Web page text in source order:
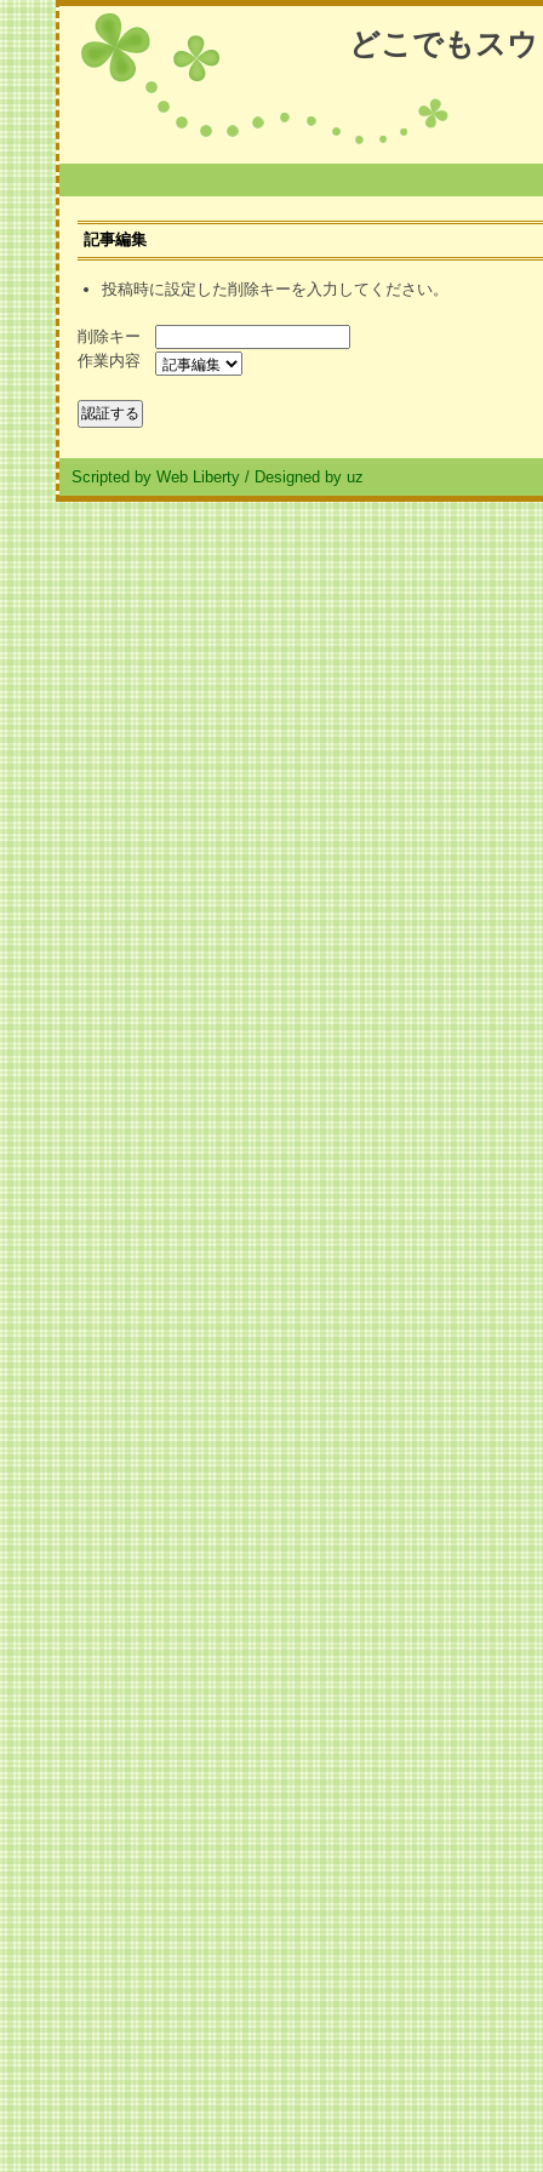
どこでもス
記事編集
投稿時に設定した削除キーを入力してください。
削除キー
作業内容
Scripted by Web Liberty / Designed by uz